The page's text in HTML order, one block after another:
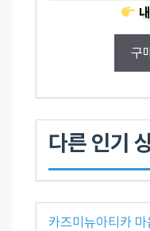
구
다른 인기
카즈미뉴아티카